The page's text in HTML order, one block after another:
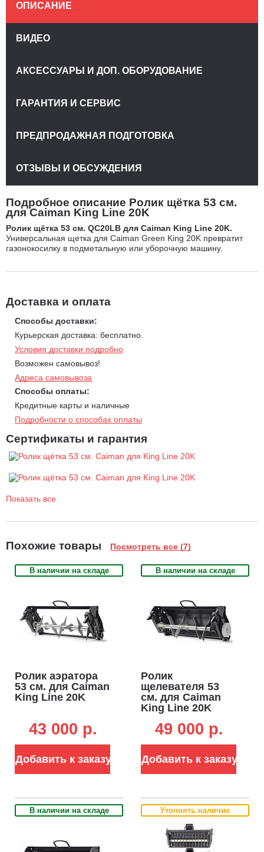
Подробное описание Ролик щётка 53 см.
для Caiman King Line 20K
Ролик щётка 53 см. QC20LB для Caiman King Line 20K.
Универсальная щетка для Caiman Green King 20K превратит
газонокосилку в подметальную или уборочную машину.
Доставка и оплата
Способы доставки:
Курьерская доставка: бесплатно.
Условия доставки подробно
Возможен самовывоз!
Адреса самовывоза
Способы оплаты:
Кредитные карты и наличные
Подробности о способах оплаты
Сертификаты и гарантия
Показать все
Похожие товары Посмотреть все (7)
В наличии на складе
Ролик аэратора
53 см. для Caiman
King Line 20K
43 000 p.
Добавить к заказу
В наличии на складе
Ролик
щелевателя 53
см. для Caiman
King Line 20K
49 000 p.
Добавить к заказу
В наличии на складе Уточнять наличие
ОПИСАНИЕ
ВИДЕО
АКСЕССУАРЫ И ДОП. ОБОРУДОВАНИЕ
ГАРАНТИЯ И СЕРВИС
ПРЕДПРОДАЖНАЯ ПОДГОТОВКА
ОТЗЫВЫ И ОБСУЖДЕНИЯ